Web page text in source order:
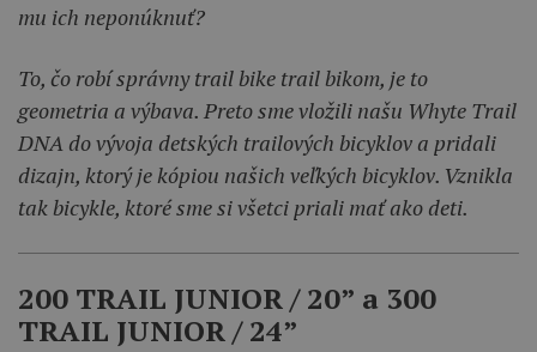
mu ich neponúknuť?
To, čo robísprávny trail bike trail bikom, je to
geometria a výbava. Preto smevložili našu Whyte Trail
DNA do vývoja detských trailových bicyklov a pridali
dizajn, ktorý je kópiou našich veľkých bicyklov. Vznikla
tak bicykle, ktorésmesivšetci priali mať ako deti.
200 TRAIL JUNIOR / 20” a 300
TRAIL JUNIOR / 24”